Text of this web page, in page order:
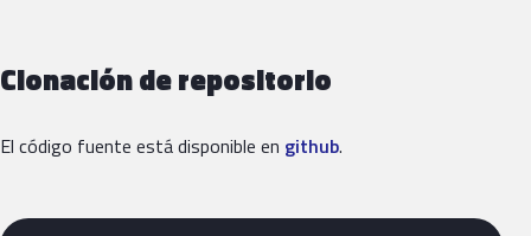
Clonación de repositorio
El código fuente está disponible en github.